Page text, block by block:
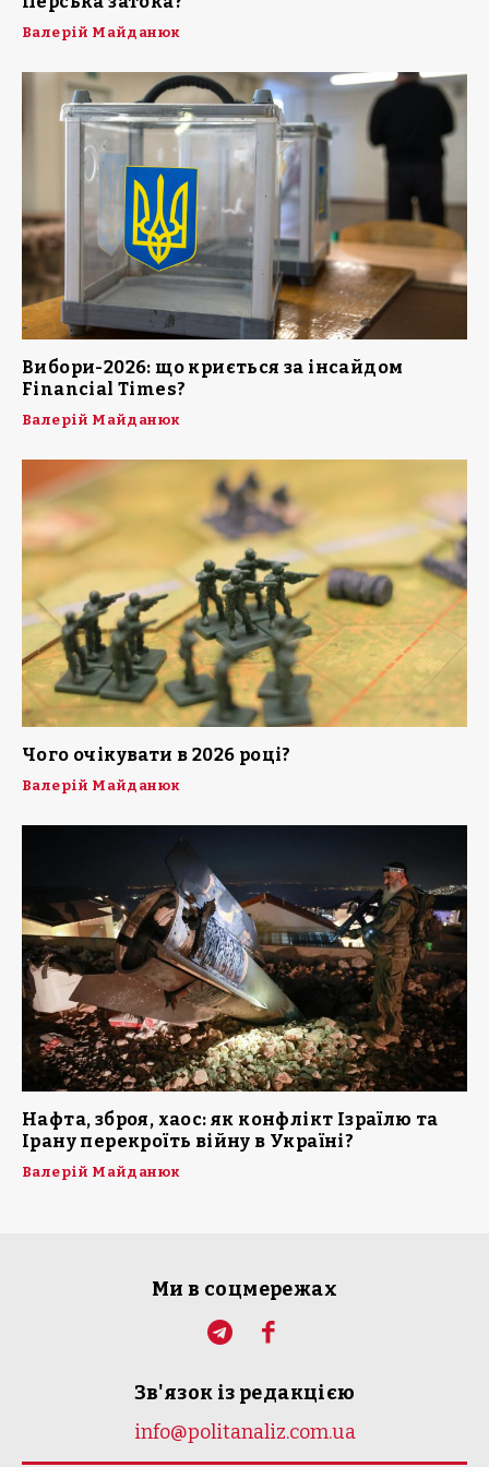
Валерій Майданюк
Вибори-2026: що криється за інсайдом
Financial Times?
Валерій Майданюк
Чого очікувати в 2026 році?
Валерій Майданюк
Нафта, зброя, хаос: як конфлікт Ізраїлю та
Ірану перекроїть війну в Україні?
Валерій Майданюк
Ми в соцмережах
Зв'язок із редакцією
info@politanaliz.com.ua